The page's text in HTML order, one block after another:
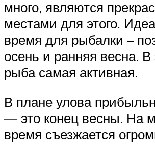
много, являются
местами для этого.
время для рыбалки –
осень и ранняя весна. В
рыба самая активная.
В плане улова
— это конец весны. На
время съезжается